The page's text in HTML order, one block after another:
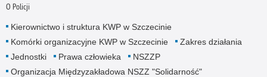
O Policji
Kierownictwo i struktura KWP w Szczecinie
Komórki organizacyjne KWP w Szczecinie
Zakres działania
Jednostki
Prawa człowieka
NSZZP
Organizacja Międzyzakładowa NSZZ "Solidarność"